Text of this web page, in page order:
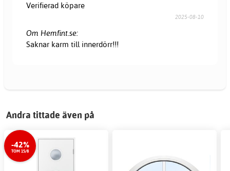
Verifierad köpare
2025-08-10
Om Hemfint.se:
Saknar karm till innerdörr!!!
Andra tittade även på
-42%
TOM 15/8